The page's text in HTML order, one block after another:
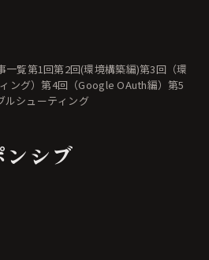
一覧第1回第2回(環境構築編)第3回（環
ング）第4回（Google OAuth編）第5
シューティング
シブ